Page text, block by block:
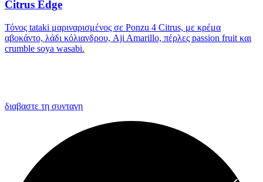
Citrus Edge
Τόνος tataki μαριναρισμένος σε Ponzu 4 Citrus, με κρέμα
αβοκάντο, λάδι κόλιανδρου, Aji Amarillo, πέρλες passion fruit και
crumble soya wasabi.
διαβαστε τη συνταγη